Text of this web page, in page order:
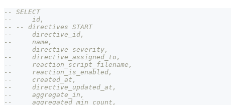
-- SELECT
--     id,
-- -- directives START
--     directive_id,
--     name,
--     directive_severity,
--     directive_assigned_to,
--     reaction_script_filename,
--     reaction_is_enabled,
--     created_at,
--     directive_updated_at,
--     aggregate_in,
--     aggregated_min_count,